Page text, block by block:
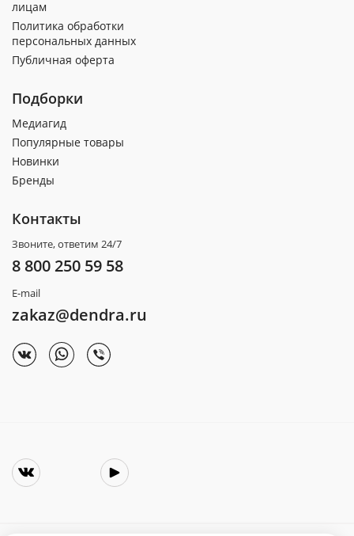
лицам
Политика обработки
персональных данных
Публичная оферта
Подборки
Медиагид
Популярные товары
Новинки
Бренды
Контакты
Звоните, ответим 24/7
8 800 250 59 58
E-mail
zakaz@dendra.ru